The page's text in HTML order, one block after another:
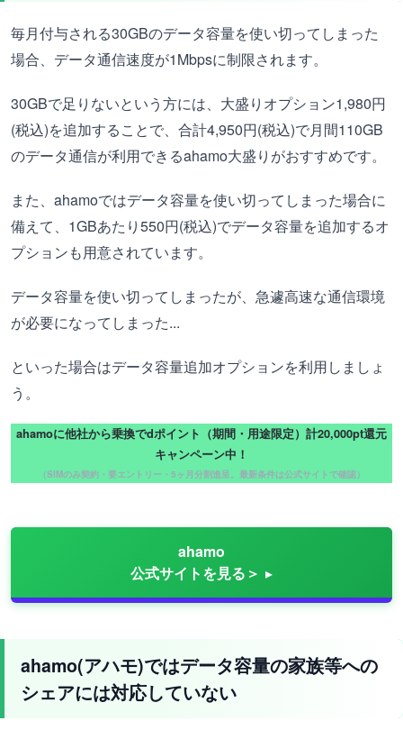
毎月付与される30GBのデータ容量を使い切ってしまった
場合、データ通信速度が1Mbpsに制限されます。
30GBで足りないという方には、大盛りオプション1,980円
(税込)を追加することで、合計4,950円(税込)で月間110GB
のデータ通信が利用できるahamo大盛りがおすすめです。
また、ahamoではデータ容量を使い切ってしまった場合に
備えて、1GBあたり550円(税込)でデータ容量を追加するオ
プションも用意されています。
データ容量を使い切ってしまったが、急遽高速な通信環境
が必要になってしまった...
といった場合はデータ容量追加オプションを利用しましょ
う。
ahamoに他社から乗換でdポイント（期間・用途限定）計20,000pt還元
キャンペーン中！
（SIMのみ契約・要エントリー・5ヶ月分割進呈。最新条件は公式サイトで確認）
ahamo
公式サイトを見る＞
ahamo(アハモ)ではデータ容量の家族等への
シェアには対応していない